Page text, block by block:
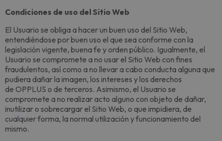
Condiciones de uso del Sitio Web
El Usuario se obliga a hacer un buen uso del Sitio Web,
entendiéndose por buen uso el que sea conforme con la
legislación vigente, buena fe y orden público. Igualmente, el
Usuario se compromete a no usar el Sitio Web con fines
fraudulentos, así como a no llevar a cabo conducta alguna que
pudiera dañar la imagen, los intereses y los derechos
de OPPLUS o de terceros. Asimismo, el Usuario se
compromete a no realizar acto alguno con objeto de dañar,
inutilizar o sobrecargar el Sitio Web, o que impidiera, de
cualquier forma, la normal utilización y funcionamiento del
mismo.